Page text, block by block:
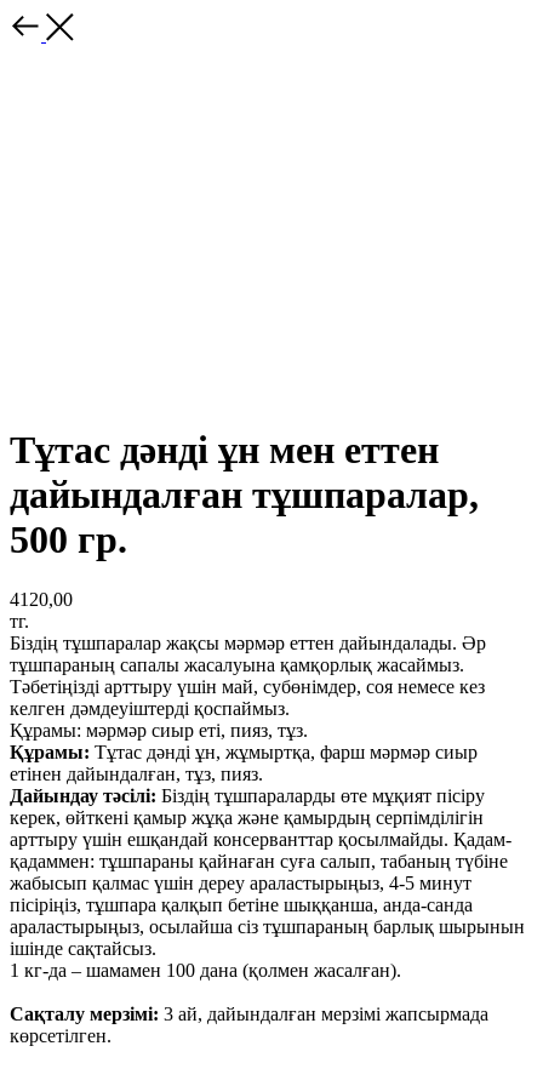
Тұтас дәнді ұн мен еттен
дайындалған тұшпаралар,
500 гр.
4120,00
тг.
Біздің тұшпаралар жақсы мәрмәр еттен дайындалады. Әр
тұшпараның сапалы жасалуына қамқорлық жасаймыз.
Тәбетіңізді арттыру үшін май, субөнімдер, соя немесе кез
келген дәмдеуіштерді қоспаймыз.
Құрамы: мәрмәр сиыр еті, пияз, тұз.
Құрамы: Тұтас дәнді ұн, жұмыртқа, фарш мәрмәр сиыр
етінен дайындалған, тұз, пияз.
Дайындау тәсілі: Біздің тұшпараларды өте мұқият пісіру
керек, өйткені қамыр жұқа және қамырдың серпімділігін
арттыру үшін ешқандай консерванттар қосылмайды. Қадам-
қадаммен: тұшпараны қайнаған суға салып, табаның түбіне
жабысып қалмас үшін дереу араластырыңыз, 4-5 минут
пісіріңіз, тұшпара қалқып бетіне шыққанша, анда-санда
араластырыңыз, осылайша сіз тұшпараның барлық шырынын
ішінде сақтайсыз.
1 кг-да – шамамен 100 дана (қолмен жасалған).
Сақталу мерзімі: 3 ай, дайындалған мерзімі жапсырмада
көрсетілген.